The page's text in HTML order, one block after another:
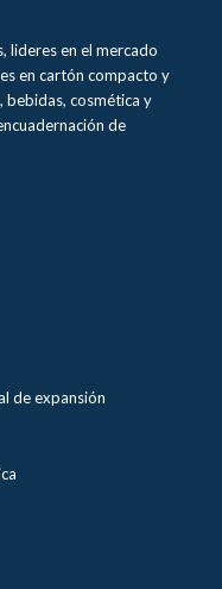
lideres en el mercado
en cartón compacto y
cosmética y
de
de expansión